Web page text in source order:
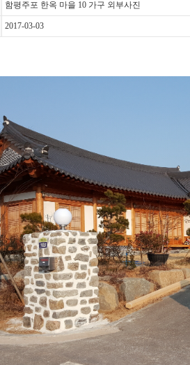
함평주포 한옥 마을 10 가구 외부사진
2017-03-03